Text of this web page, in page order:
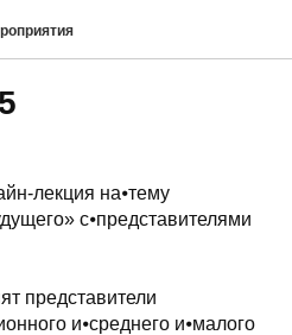
на⦁тему
с⦁представителями
представители
и⦁среднего и⦁малого